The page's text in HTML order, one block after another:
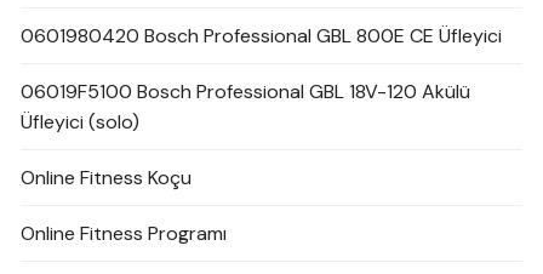
0601980420 Bosch Professional GBL 800E CE Üfleyici
06019F5100 Bosch Professional GBL 18V-120 Akülü
Üfleyici (solo)
Online Fitness Koçu
Online Fitness Programı